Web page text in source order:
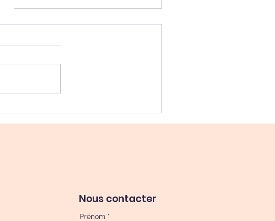
Stress et santé bucco-
dentaire : un lien qu’on
Nous contacter
Prénom